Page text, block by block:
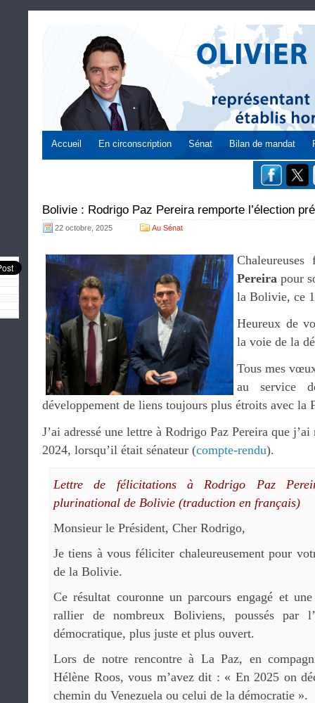
Accueil En circonscription Sénat Bilan de mandat
Bolivie : Rodrigo Paz Pereira remporte l’élection
22 octobre, 2025 Au Sénat
Pereira pour
la Bolivie, ce
Heureux de
la voie de la
Tous mes
au service
développement de liens toujours plus étroits avec la
J’ai adressé une lettre à Rodrigo Paz Pereira que
2024, lorsqu’il était sénateur (compte-rendu).
Lettre de félicitations à Rodrigo Paz
plurinational de Bolivie (traduction en français)
Monsieur le Président, Cher Rodrigo,
Je tiens à vous féliciter chaleureusement pour
de la Bolivie.
Ce résultat couronne un parcours engagé et
rallier de nombreux Boliviens, poussés par
démocratique, plus juste et plus ouvert.
Lors de notre rencontre à La Paz, en
Hélène Roos, vous m’avez dit : « En 2025 on
chemin du Venezuela ou celui de la démocratie ».